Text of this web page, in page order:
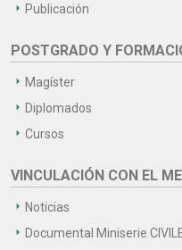
Publicación
POSTGRADO Y
Magíster
Diplomados
Cursos
VINCULACIÓN CON EL
Noticias
Documental Miniserie